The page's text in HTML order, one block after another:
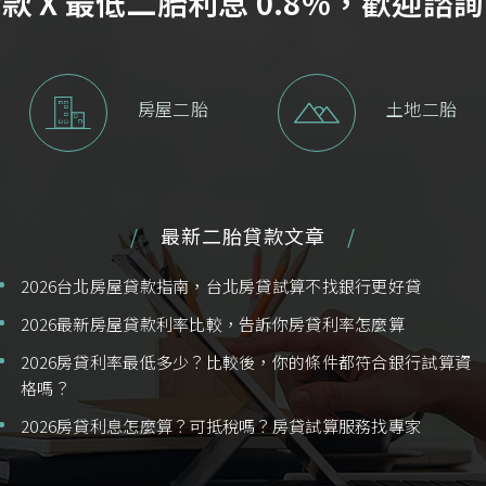
房屋二胎 土地二胎
最新二胎貸款文章
2026台北房屋貸款指南，台北房貸試算不找銀行更好貸
2026最新房屋貸款利率比較，告訴你房貸利率怎麼算
2026房貸利率最低多少？比較後，你的條件都符合銀行試算資
格嗎？
2026房貸利息怎麼算？可抵稅嗎？房貸試算服務找專家